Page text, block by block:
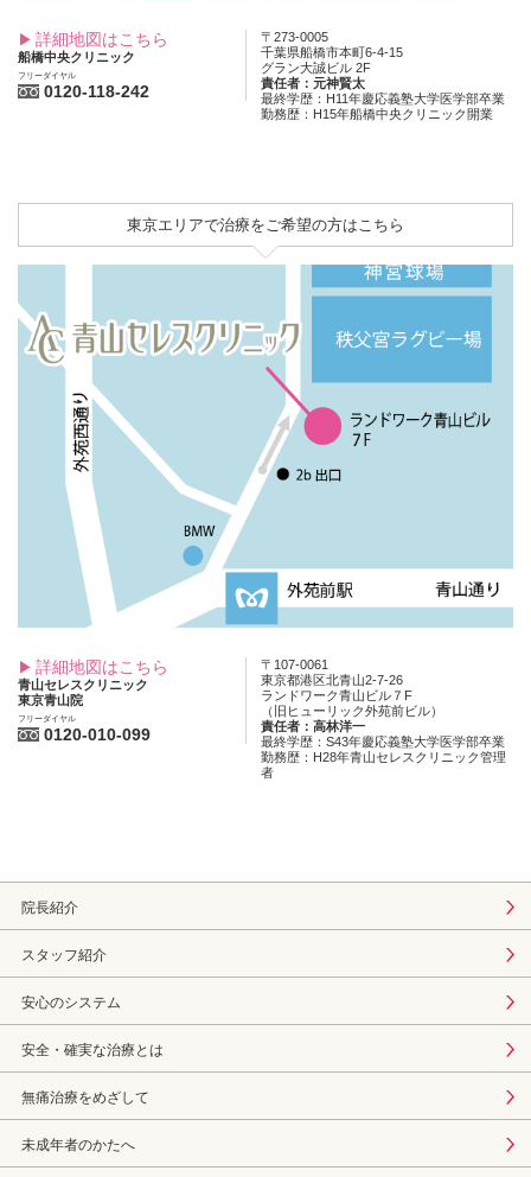
詳細地図はこちら
船橋中央クリニック
フリーダイヤル
0120-118-242
〒273-0005
千葉県船橋市本町6-4-15
グラン大誠ビル 2F
責任者：元神賢太
最終学歴：H11年慶応義塾大学医学部卒業
勤務歴：H15年船橋中央クリニック開業
東京エリアで治療をご希望の方はこちら
詳細地図はこちら
青山セレスクリニック
東京青山院
フリーダイヤル
0120-010-099
〒107-0061
東京都港区北青山2-7-26
ランドワーク青山ビル７F
（旧ヒューリック外苑前ビル）
責任者：高林洋一
最終学歴：S43年慶応義塾大学医学部卒業
勤務歴：H28年青山セレスクリニック管理
者
院長紹介
スタッフ紹介
安心のシステム
安全・確実な治療とは
無痛治療をめざして
未成年者のかたへ